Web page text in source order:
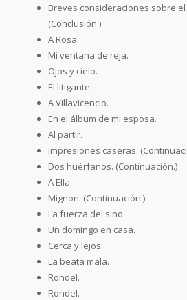
Breves consideraciones sobre
(Conclusión.)
A Rosa.
Mi ventana de reja.
Ojos y cielo.
El litigante.
A Villavicencio.
En el álbum de mi esposa.
Al partir.
Impresiones caseras.
Dos huérfanos. (Continuación.)
A Ella.
Mignon. (Continuación.)
La fuerza del sino.
Un domingo en casa.
Cerca y lejos.
La beata mala.
Rondel.
Rondel.